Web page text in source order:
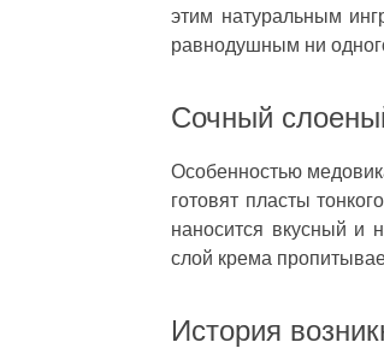
этим натуральным
равнодушным ни
Сочный
Особенностью
готовят пласты
наносится вкусный и
слой крема
История